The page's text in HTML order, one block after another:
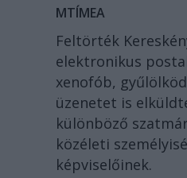
MTÍMEA
Feltörték
elektronikus
xenofób,
üzenetet is
különböző
közéleti
képviselőinek.